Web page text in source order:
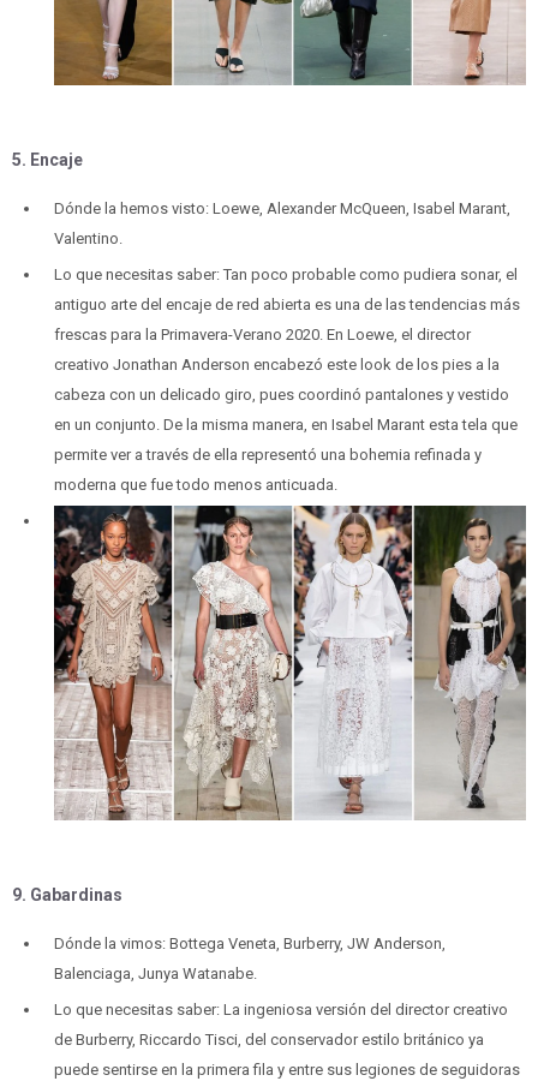
5. Encaje
Dónde la hemos visto: Loewe, Alexander McQueen, Isabel Marant,
Valentino.
Lo que necesitas saber: Tan poco probable como pudiera sonar, el
antiguo arte del encaje de red abierta es una de las tendencias más
frescas para la Primavera-Verano 2020. En Loewe, el director
creativo Jonathan Anderson encabezó este look de los pies a la
cabeza con un delicado giro, pues coordinó pantalones y vestido
en un conjunto. De la misma manera, en Isabel Marant esta tela que
permite ver a través de ella representó una bohemia refinada y
moderna que fue todo menos anticuada.
9. Gabardinas
Dónde la vimos: Bottega Veneta, Burberry, JW Anderson,
Balenciaga, Junya Watanabe.
Lo que necesitas saber: La ingeniosa versión del director creativo
de Burberry, Riccardo Tisci, del conservador estilo británico ya
puede sentirse en la primera fila y entre sus legiones de seguidoras